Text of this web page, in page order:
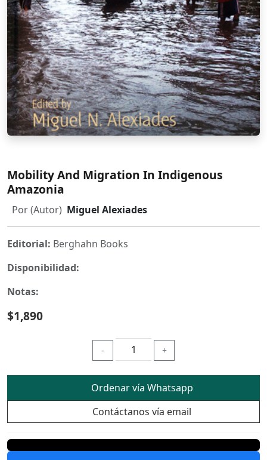
Mobility And Migration In Indigenous
Amazonia
Por (Autor) Miguel Alexiades
Editorial: Berghahn Books
Disponibilidad:
Notas:
$1,890
- +
Ordenar vía Whatsapp
Contáctanos vía email